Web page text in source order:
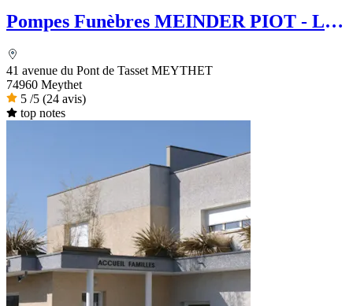
Pompes Funèbres MEINDER PIOT - Le
41 avenue du Pont de Tasset MEYTHET
74960 Meythet
5 /5 (24 avis)
top notes